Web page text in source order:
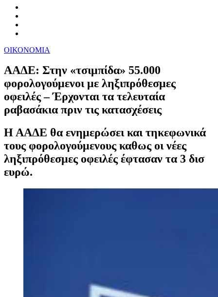
ΟΙΚΟΝΟΜΙΑ
ΑΑΔΕ: Στην «τσιμπίδα» 55.000
φορολογούμενοι με ληξιπρόθεσμες
οφειλές – Έρχονται τα τελευταία
ραβασάκια πριν τις κατασχέσεις
Η ΑΑΔΕ θα ενημερώσει και τηκεφωνικά
τους φορολογούμενους καθως οι νέες
ληξιπρόθεσμες οφειλές έφτασαν τα 3 δισ
ευρώ.